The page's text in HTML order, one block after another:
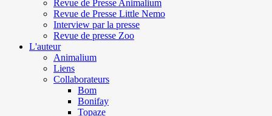
Revue de Presse Animalium
Revue de Presse Little Nemo
Interview par la presse
Revue de presse Zoo
L'auteur
Animalium
Liens
Collaborateurs
Bom
Bonifay
Topaze